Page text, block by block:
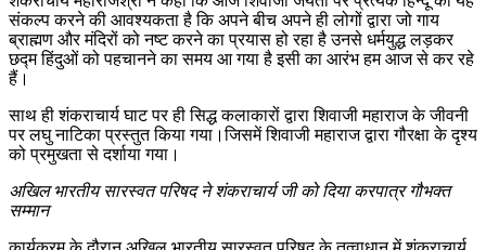
संकल्प करने की आवश्यकता है कि अपने बीच अपने ही लोगों द्वारा जो गाय
ब्राह्मण और मंदिरों को नष्ट करने का प्रयास हो रहा है उनसे धर्मयुद्ध लड़कर
छद्म हिंदुओं को पहचानने का समय आ गया है इसी का आरंभ हम आज से कर रहे
हैं।
साथ ही शंकराचार्य घाट पर ही सिद्ध कलाकारों द्वारा शिवाजी महाराज के जीवनी
पर लघु नाटिका प्रस्तुत किया गया।जिसमें शिवाजी महाराज द्वारा गौरक्षा के दृश्य
को प्रमुखता से दर्शाया गया।
अखिल भारतीय सारस्वत परिषद ने शंकराचार्य जी को दिया करपात्र गौभक्त
सम्मान